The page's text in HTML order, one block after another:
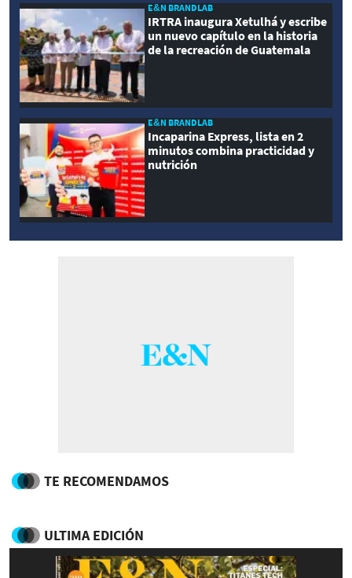
E&N BRANDLAB
IRTRA inaugura Xetulhá y escribe
un nuevo capítulo en la historia
de la recreación de Guatemala
E&N BRANDLAB
Incaparina Express, lista en 2
minutos combina practicidad y
nutrición
TE RECOMENDAMOS
ULTIMA EDICIÓN